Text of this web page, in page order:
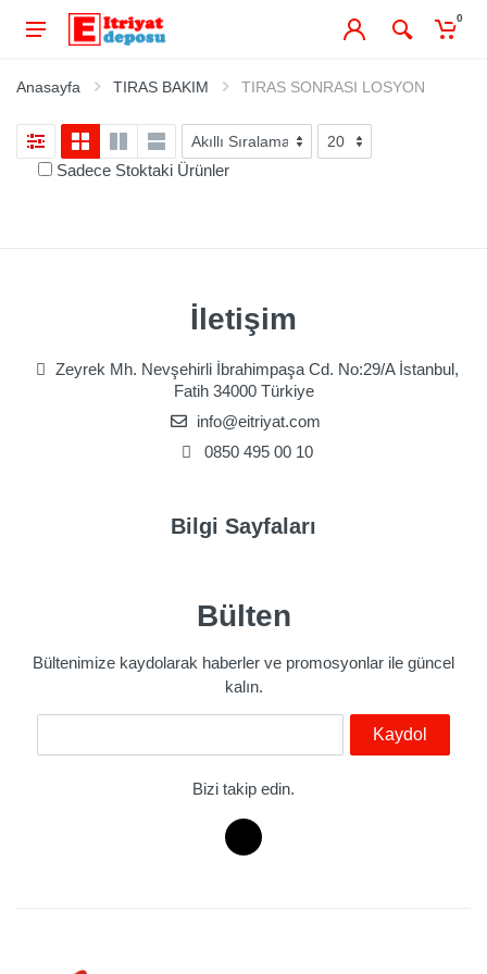
0
Anasayfa TIRAS BAKIM TIRAS SONRASI LOSYON
Sadece Stoktaki Ürünler
İletişim
Zeyrek Mh. Nevşehirli İbrahimpaşa Cd. No:29/A İstanbul,
Fatih 34000 Türkiye
info@eitriyat.com
0850 495 00 10
Bilgi Sayfaları
Bülten
Bültenimize kaydolarak haberler ve promosyonlar ile güncel
kalın.
Kaydol
Bizi takip edin.